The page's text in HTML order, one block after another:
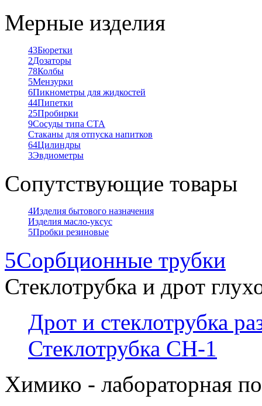
Мерные изделия
43Бюретки
2Дозаторы
78Колбы
5Мензурки
6Пикнометры для жидкостей
44Пипетки
25Пробирки
9Сосуды типа СТА
Стаканы для отпуска напитков
64Цилиндры
3Эвдиометры
Сопутствующие товары
4Изделия бытового назначения
Изделия масло-уксус
5Пробки резиновые
5Сорбционные трубки
Стеклотрубка и дрот
Дрот и стеклотрубка
Стеклотрубка СН-1
Химико - лабораторная